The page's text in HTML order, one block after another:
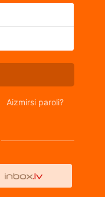
Aizmirsi paroli?